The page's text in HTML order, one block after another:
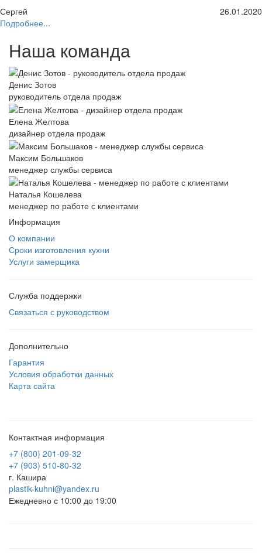
Сергей
26.01.2020
Подробнее...
Наша команда
Денис Зотов
руководитель отдела продаж
Елена Желтова
дизайнер отдела продаж
Максим Большаков
менеджер службы сервиса
Наталья Кошелева
менеджер по работе с клиентами
Информация
О компании
Сроки изготовления кухни
Услуги замерщика
Служба поддержки
Связаться с руководством
Дополнительно
Гарантия
Условия обработки данных
Карта сайта
Контактная информация
+7 (800) 201-09-32
+7 (903) 510-80-32
г. Кашира
plastik-kuhni@yandex.ru
Ежедневно с 10:00 до 19:00